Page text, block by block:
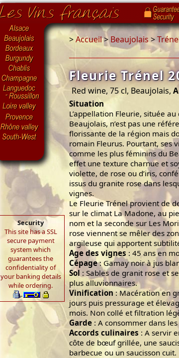
Security
This site has a SSL
secure payment
system which
guarantees the
confidentiality of
your banking details
while ordering.
>Accueil>Beaujolais>
Fleurie Trénel
Red wine, 75 cl, Beaujolais,
Situation
L’appellation Fleurie, située
Beaujolais, n’est pas une
florissante de la région mais
romain Fleurus. Pourtant, ses
comme les plus féminins du
effet une texture charnue et
violette, de rose ou d’iris,
issus du granite rose dans
vignes.
Le Fleurie Trénel provient de
sur le climat La Madone, au
nom et la seconde sur Les
rose viennent se mêler des
argileuse qui apportent
Age des vignes : 45 ans en
Cépage: Gamay noir à jus
Sol : Sables de granit rose et
plus alluvionnaires.
Vinification: Macération en
jours puis pressurage et
mois. Non collé et filtration
Garde : A consommer dans
Accords culinaires : A servir
côte de bœuf grillée, une
barbecue ou un saucisson cuit.